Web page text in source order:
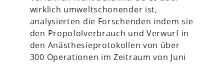
wirklich umweltschonender ist,
analysierten die Forschenden indem sie
den Propofolverbrauch und Verwurf in
den Anästhesieprotokollen von über
300 Operationen im Zeitraum von Juni